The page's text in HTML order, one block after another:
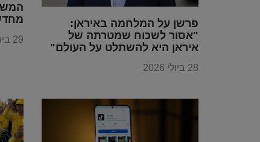
29 ביולי 2026
פרשן על המלחמה באיראן:
"אסור לשכוח שמטרתה של
איראן היא להשתלט על העולם"
28 ביולי 2026